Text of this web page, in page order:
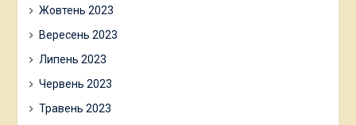
Жовтень 2023
Вересень 2023
Липень 2023
Червень 2023
Травень 2023